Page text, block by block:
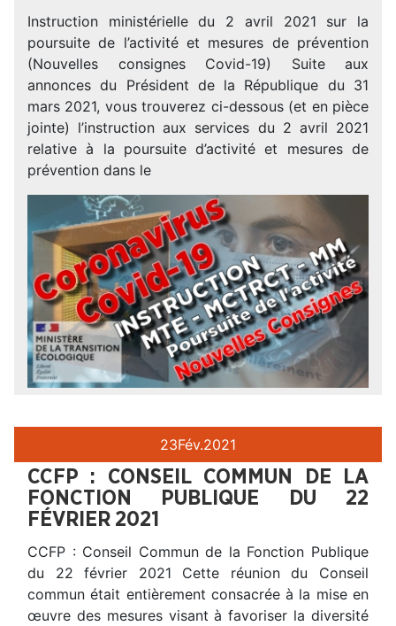
Instruction ministérielle du 2 avril 2021 sur la
poursuite de l’activité et mesures de prévention
(Nouvelles consignes Covid-19) Suite aux
annonces du Président de la République du 31
mars 2021, vous trouverez ci-dessous (et en pièce
jointe) l’instruction aux services du 2 avril 2021
relative à la poursuite d’activité et mesures de
prévention dans le
23Fév.2021
CCFP : CONSEIL COMMUN DE LA
FONCTION PUBLIQUE DU 22
FÉVRIER 2021
CCFP : Conseil Commun de la Fonction Publique
du 22 février 2021 Cette réunion du Conseil
commun était entièrement consacrée à la mise en
œuvre des mesures visant à favoriser la diversité